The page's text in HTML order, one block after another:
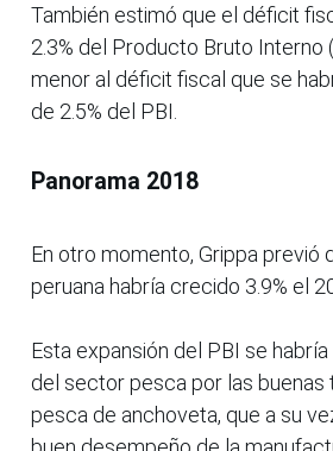
También estimó que el déficit
2.3% del Producto Bruto Interno
menor al déficit fiscal que se
de 2.5% del PBI.
Panorama 2018
En otro momento, Grippa previó
peruana habría crecido 3.9% el
Esta expansión del PBI se
del sector pesca por las buenas
pesca de anchoveta, que a su